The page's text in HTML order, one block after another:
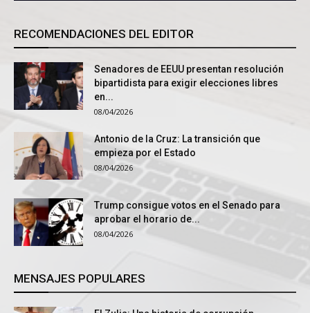
RECOMENDACIONES DEL EDITOR
Senadores de EEUU presentan resolución
bipartidista para exigir elecciones libres
en...
08/04/2026
Antonio de la Cruz: La transición que
empieza por el Estado
08/04/2026
Trump consigue votos en el Senado para
aprobar el horario de...
08/04/2026
MENSAJES POPULARES